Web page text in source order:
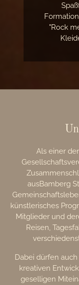
"Rock
Als einer
ausBamberg
künstlerisches
Mitglieder und
Reisen,
Dabei dürfen
kreativen
geselligen